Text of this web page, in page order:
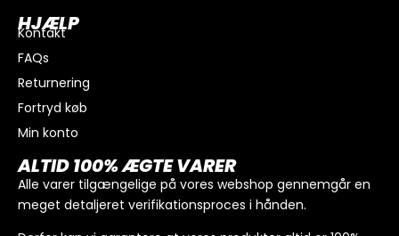
I alt
Køb for
HJÆLP
Kontakt
FAQs
Returnering
Fortryd køb
Min konto
ALTID 100% ÆGTE VARER
Alle varer tilgængelige på vores webshop gennemgår en
meget detaljeret verifikationsproces i hånden.